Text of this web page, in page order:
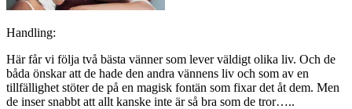
Handling:
Här får vi följa två bästa vänner som lever väldigt olika liv. Och de
båda önskar att de hade den andra vännens liv och som av en
tillfällighet stöter de på en magisk fontän som fixar det åt dem. Men
de inser snabbt att allt kanske inte är så bra som de tror…..